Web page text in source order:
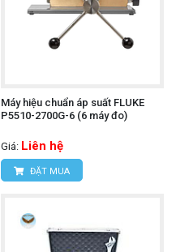
Máy hiệu chuẩn áp suất FLUKE
P5510-2700G-6 (6 máy đo)
Giá: Liên hệ
ĐẶT MUA